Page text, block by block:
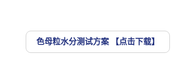
色母粒水分测试方案